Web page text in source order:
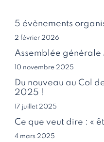
5 évènements
2 février 2026
Assemblée générale
10 novembre 2025
Du nouveau au Col
2025 !
17 juillet 2025
Ce que veut dire : «
4 mars 2025